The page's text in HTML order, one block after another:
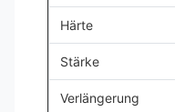
Härte
Stärke
Verlängerung